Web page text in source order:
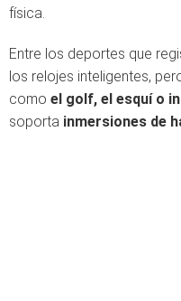
física.
Entre los deportes que
los relojes inteligentes,
como el golf, el esquí o
soporta inmersiones de